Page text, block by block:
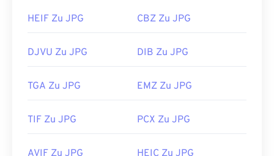
HEIF Zu JPG CBZ Zu JPG
DJVU Zu JPG DIB Zu JPG
TGA Zu JPG EMZ Zu JPG
TIF Zu JPG PCX Zu JPG